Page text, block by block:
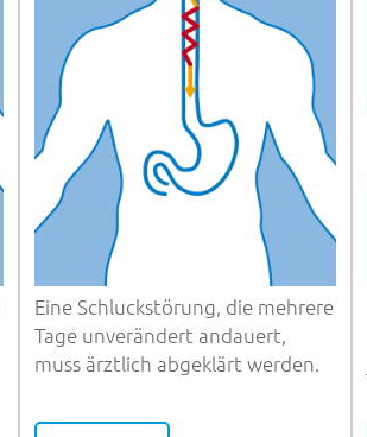
Eine Schluckstörung, die mehrere
Tage unverändert andauert,
muss ärztlich abgeklärt werden.